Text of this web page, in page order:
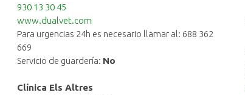
930 13 30 45
www.dualvet.com
Para urgencias 24h es necesario llamar al: 688 362
669
Servicio de guardería: No
Clínica Els Altres